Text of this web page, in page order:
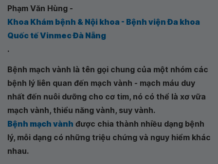
Phạm Văn Hùng -
Khoa Khám bệnh & Nội khoa - Bệnh viện Đa khoa
Quốc tế Vinmec Đà Nẵng
.
Bệnh mạch vành là tên gọi chung của một nhóm các
bệnh lý liên quan đến mạch vành - mạch máu duy
nhất đến nuôi dưỡng cho cơ tim, nó có thể là xơ vữa
mạch vành, thiểu năng vành, suy vành.
Bệnh mạch vành được chia thành nhiều dạng bệnh
lý, mỗi dạng có những triệu chứng và nguy hiểm khác
nhau.